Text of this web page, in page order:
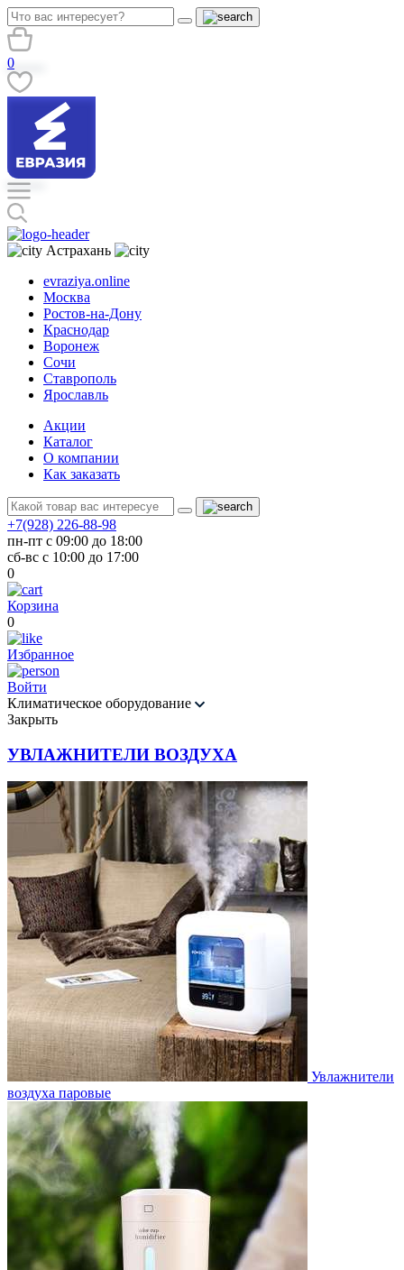
0
Астрахань
evraziya.online
Москва
Ростов-на-Дону
Краснодар
Воронеж
Сочи
Ставрополь
Ярославль
Акции
Каталог
О компании
Как заказать
+7(928) 226-88-98
пн-пт с 09:00 до 18:00
сб-вс с 10:00 до 17:00
0
Корзина
0
Избранное
Войти
Климатическое оборудование
Закрыть
УВЛАЖНИТЕЛИ ВОЗДУХА
Увлажнители
воздуха паровые